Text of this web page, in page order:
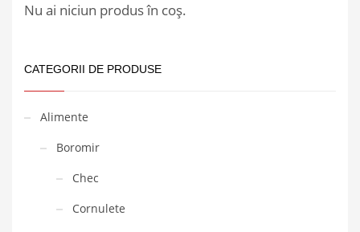
Nu ai niciun produs în coș.
CATEGORII DE PRODUSE
Alimente
Boromir
Chec
Cornulete